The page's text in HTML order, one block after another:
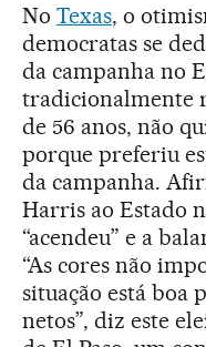
No Texas, o
democratas se
da campanha no
tradicionalmente
de 56 anos, não
porque preferiu
da campanha.
Harris ao Estado
“acendeu” e a
“As cores não
situação está boa
netos”, diz este